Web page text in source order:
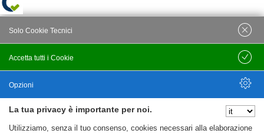
La tua privacy è importante per noi.
Utilizziamo, senza il tuo consenso, cookies necessari alla elaborazione
Accetta tutti i Cookie
Solo Cookie Tecnici
Salva
Opzioni
Nascondi Opzioni